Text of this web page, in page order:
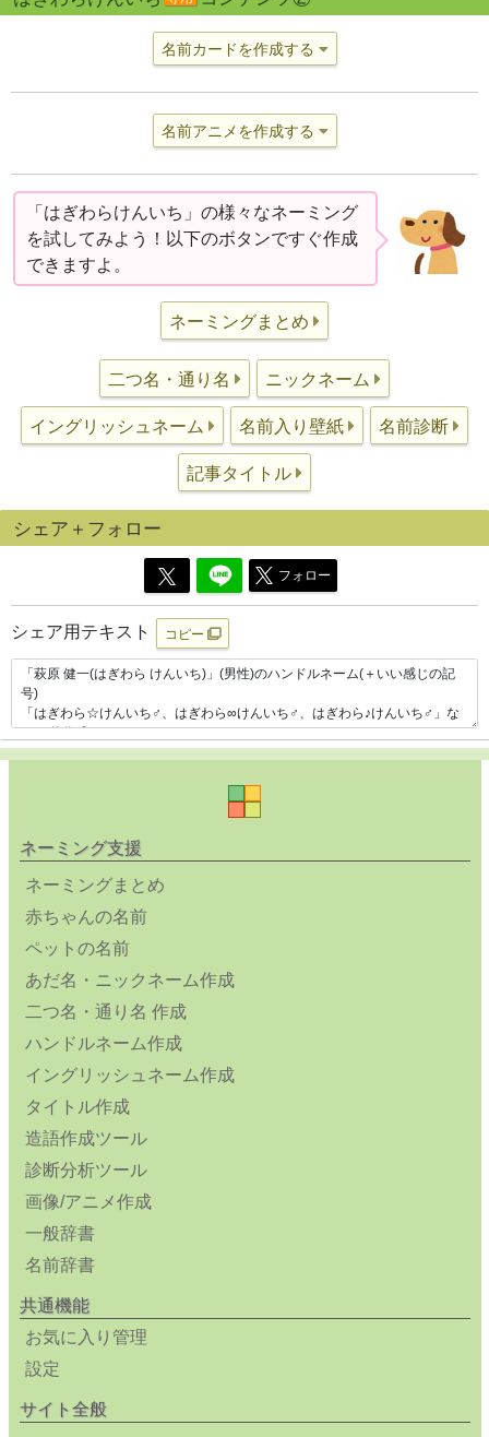
名前カードを作成する
名前アニメを作成する
「はぎわらけんいち」の様々なネーミング
を試してみよう！以下のボタンですぐ作成
できますよ。
ネーミングまとめ
二つ名・通り名 ニックネーム
イングリッシュネーム 名前入り壁紙 名前診断
記事タイトル
シェア＋フォロー
フォロー
シェア用テキスト コピー
ネーミング支援
ネーミングまとめ
赤ちゃんの名前
ペットの名前
あだ名・ニックネーム作成
二つ名・通り名 作成
ハンドルネーム作成
イングリッシュネーム作成
タイトル作成
造語作成ツール
診断分析ツール
画像/アニメ作成
一般辞書
名前辞書
共通機能
お気に入り管理
設定
サイト全般